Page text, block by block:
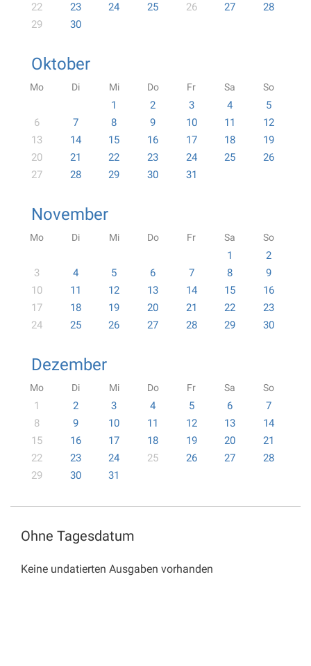
22
23 24 25 26 27
28
29
30
Oktober
Mo Di Mi Do Fr Sa So
1 2 3 4
5
6
7 8 9 10 11
12
13
14 15 16 17 18
19
20
21 22 23 24 25
26
27
28 29 30 31
November
Mo Di Mi Do Fr Sa So
1
2
3
4 5 6 7 8
9
10
11 12 13 14 15
16
17
18 19 20 21 22
23
24
25 26 27 28 29 30
Dezember
Mo Di Mi Do Fr Sa So
1 2 3 4 5 6
7
8
9 10 11 12 13
14
15
16 17 18 19 20
21
22
23 24 25 26 27
28
29
30 31
Ohne Tagesdatum
Keine undatierten Ausgaben vorhanden